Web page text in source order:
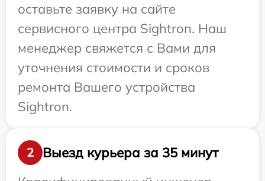
оставьте заявку на сайте
сервисного центра Sightron. Наш
менеджер свяжется с Вами для
уточнения стоимости и сроков
ремонта Вашего устройства
Sightron.
2
Выезд курьера за 35 минут